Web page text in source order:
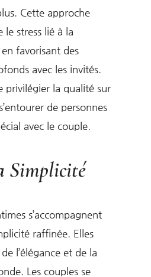
Cette approche
le stress lié à la
favorisant des
avec les invités.
privilégier la qualité sur
de personnes
avec le couple.
Simplicité
s’accompagnent
raffinée. Elles
l’élégance et de la
Les couples se